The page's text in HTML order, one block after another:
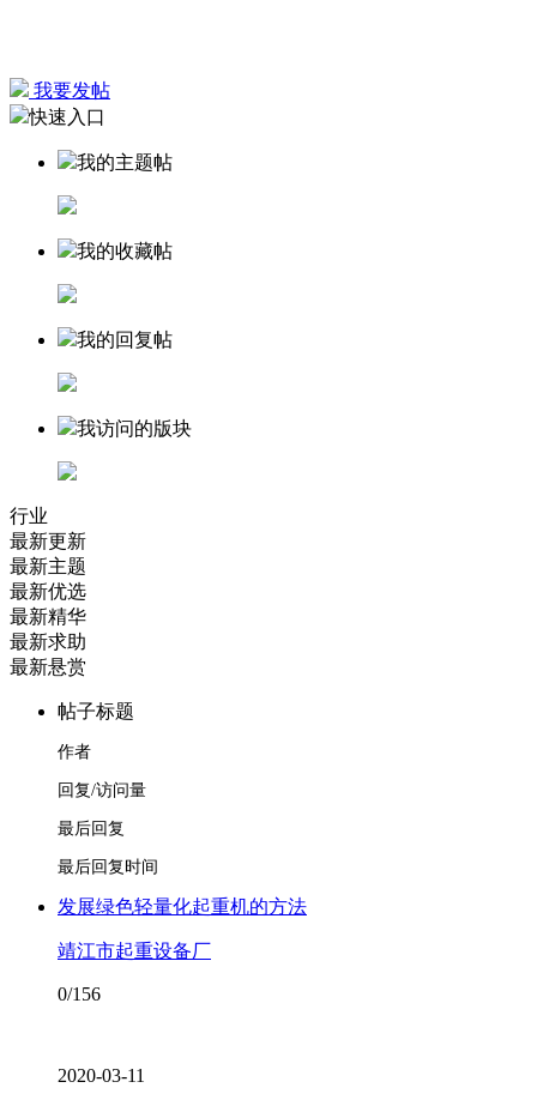
我要发帖
快速入口
我的主题帖
我的收藏帖
我的回复帖
我访问的版块
行业
最新更新
最新主题
最新优选
最新精华
最新求助
最新悬赏
帖子标题
作者
回复/访问量
最后回复
最后回复时间
发展绿色轻量化起重机的方法
靖江市起重设备厂
0/156
2020-03-11